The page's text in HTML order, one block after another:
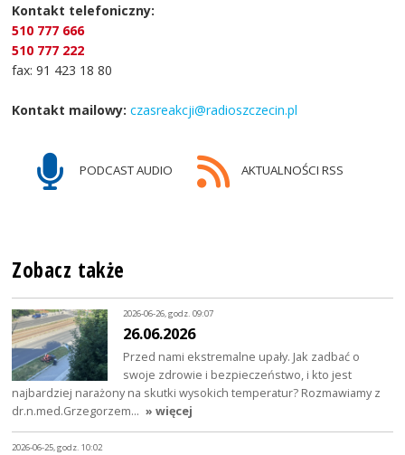
Kontakt telefoniczny:
510 777 666
510 777 222
fax: 91 423 18 80
Kontakt mailowy: czasreakcji@radioszczecin.pl
PODCAST AUDIO AKTUALNOŚCI RSS
Zobacz także
2026-06-26, godz. 09:07
26.06.2026
Przed nami ekstremalne upały. Jak zadbać o
swoje zdrowie i bezpieczeństwo, i kto jest
najbardziej narażony na skutki wysokich temperatur? Rozmawiamy z
dr.n.med.Grzegorzem… » więcej
2026-06-25, godz. 10:02